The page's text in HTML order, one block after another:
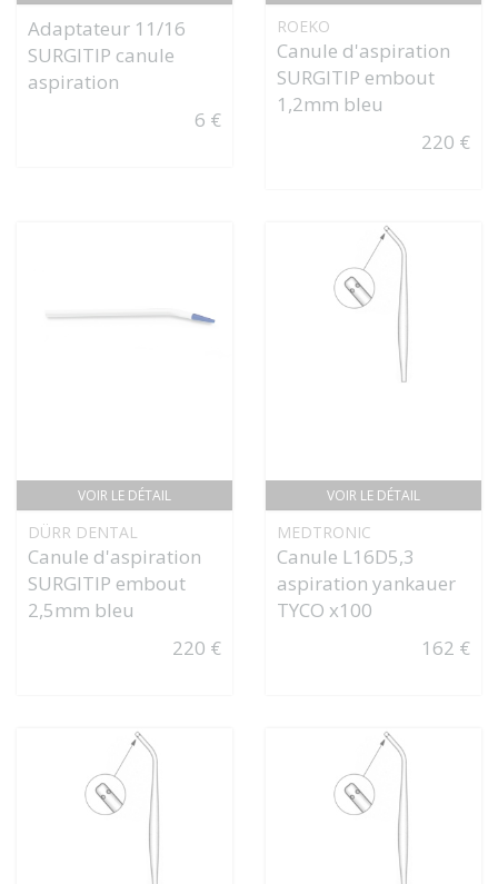
Adaptateur 11/16
SURGITIP canule
aspiration
6 €
ROEKO
Canule d'aspiration
SURGITIP embout
1,2mm bleu
220 €
VOIR LE DÉTAIL
DÜRR DENTAL
Canule d'aspiration
SURGITIP embout
2,5mm bleu
220 €
VOIR LE DÉTAIL
MEDTRONIC
Canule L16D5,3
aspiration yankauer
TYCO x100
162 €